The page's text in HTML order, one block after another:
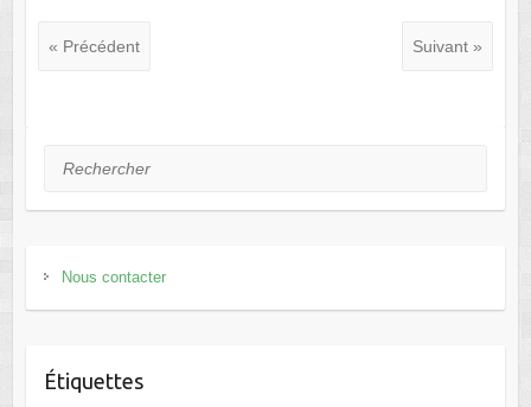
« Précédent Suivant »
Rechercher
Nous contacter
Étiquettes